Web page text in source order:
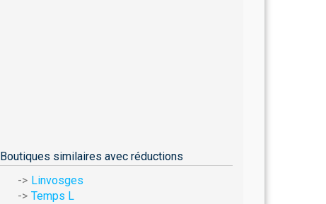
Boutiques similaires avec réductions
Linvosges
Temps L